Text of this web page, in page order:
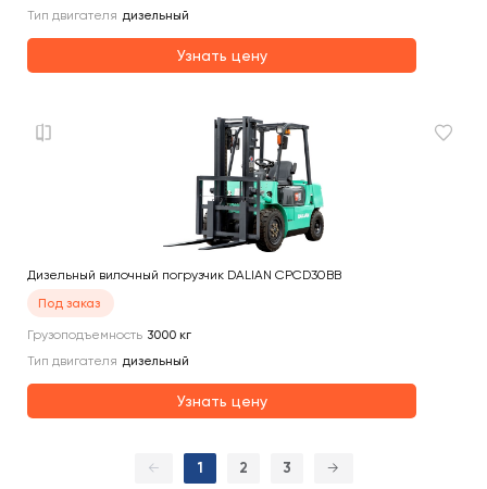
Тип двигателя дизельный
Узнать цену
Дизельный вилочный погрузчик DALIAN CPCD30BB
Под заказ
Грузоподъемность 3000 кг
Тип двигателя дизельный
Узнать цену
← 1 2 3 →